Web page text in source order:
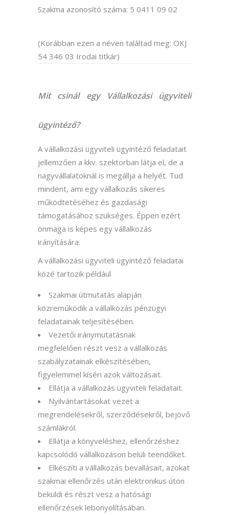
Szakma azonosító száma: 5 0411 09 02
(Korábban ezen a néven találtad meg: OKJ
54 346 03 Irodai titkár)
Mit csinál egy Vállalkozási ügyviteli
ügyintéző?
A vállalkozási ügyviteli ügyintéző feladatait
jellemzően a kkv. szektorban látja el, de a
nagyvállalatoknál is megállja a helyét. Tud
mindent, ami egy vállalkozás sikeres
működtetéséhez és gazdasági
támogatásához szükséges. Éppen ezért
önmaga is képes egy vállalkozás
irányítására.
A vállalkozási ügyviteli ügyintéző feladatai
közé tartozik például
Szakmai útmutatás alapján
közreműködik a vállalkozás pénzügyi
feladatainak teljesítésében.
Vezetői iránymutatásnak
megfelelően részt vesz a vállalkozás
szabályzatainak elkészítésében,
figyelemmel kíséri azok változásait.
Ellátja a vállalkozás ügyviteli feladatait.
Nyilvántartásokat vezet a
megrendelésekről, szerződésekről, bejövő
számlákról.
Ellátja a könyveléshez, ellenőrzéshez
kapcsolódó vállalkozáson belüli teendőket.
Elkészíti a vállalkozás bevallásait, azokat
szakmai ellenőrzés után elektronikus úton
beküldi és részt vesz a hatósági
ellenőrzések lebonyolításában.